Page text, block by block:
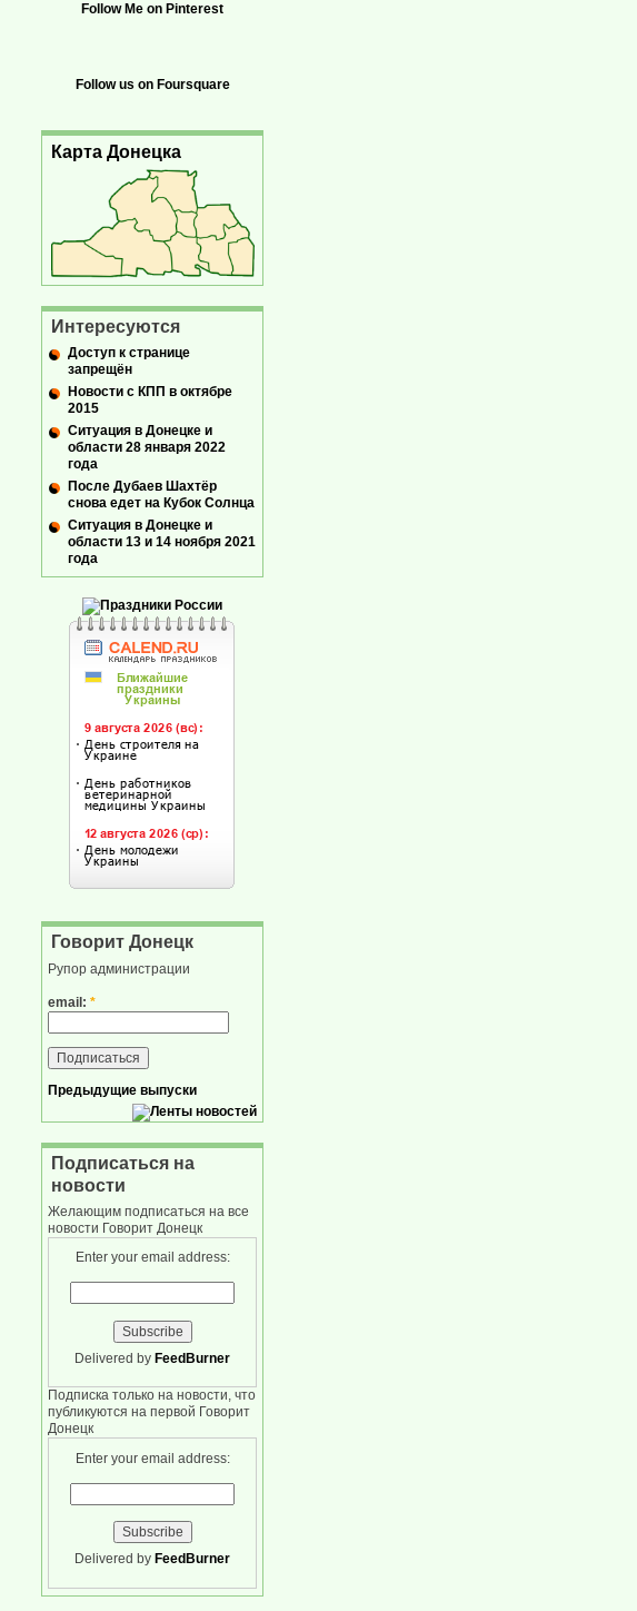
Follow Me on Pinterest
Follow us on Foursquare
Карта Донецка
Интересуются
Доступ к странице
запрещён
Новости с КПП в октябре
2015
Ситуация в Донецке и
области 28 января 2022
года
После Дубаев Шахтёр
снова едет на Кубок Солнца
Ситуация в Донецке и
области 13 и 14 ноября 2021
года
Говорит Донецк
Рупор администрации
email: *
Предыдущие выпуски
Подписаться на
новости
Желающим подписаться на все
новости Говорит Донецк
Enter your email address:
Delivered by FeedBurner
Подписка только на новости, что
публикуются на первой Говорит
Донецк
Enter your email address:
Delivered by FeedBurner